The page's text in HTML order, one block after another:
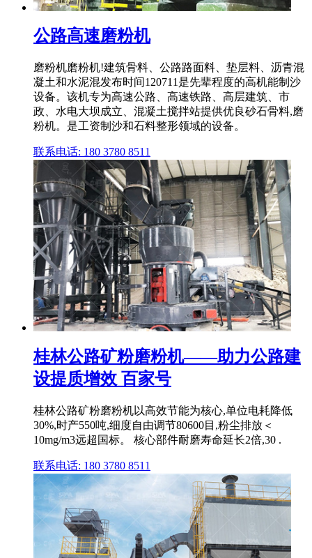
公路高速磨粉机
磨粉机磨粉机!建筑骨料、公路路面料、垫层料、沥青混
凝土和水泥混发布时间120711是先辈程度的高机能制沙
设备。该机专为高速公路、高速铁路、高层建筑、市
政、水电大坝成立、混凝土搅拌站提供优良砂石骨料,磨
粉机。是工资制沙和石料整形领域的设备。
联系电话: 180 3780 8511
桂林公路矿粉磨粉机——助力公路建
设提质增效 百家号
桂林公路矿粉磨粉机以高效节能为核心,单位电耗降低
30%,时产550吨,细度自由调节80600目,粉尘排放＜
10mg/m3远超国标。 核心部件耐磨寿命延长2倍,30 .
联系电话: 180 3780 8511